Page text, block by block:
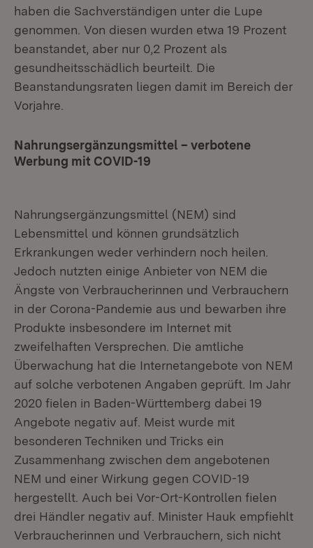
haben die Sachverständigen unter die Lupe
genommen. Von diesen wurden etwa 19 Prozent
beanstandet, aber nur 0,2 Prozent als
gesundheitsschädlich beurteilt. Die
Beanstandungsraten liegen damit im Bereich der
Vorjahre.
Nahrungsergänzungsmittel – verbotene
Werbung mit COVID-19
Nahrungsergänzungsmittel (NEM) sind
Lebensmittel und können grundsätzlich
Erkrankungen weder verhindern noch heilen.
Jedoch nutzten einige Anbieter von NEM die
Ängste von Verbraucherinnen und Verbrauchern
in der Corona-Pandemie aus und bewarben ihre
Produkte insbesondere im Internet mit
zweifelhaften Versprechen. Die amtliche
Überwachung hat die Internetangebote von NEM
auf solche verbotenen Angaben geprüft. Im Jahr
2020 fielen in Baden-Württemberg dabei 19
Angebote negativ auf. Meist wurde mit
besonderen Techniken und Tricks ein
Zusammenhang zwischen dem angebotenen
NEM und einer Wirkung gegen COVID-19
hergestellt. Auch bei Vor-Ort-Kontrollen fielen
drei Händler negativ auf. Minister Hauk empfiehlt
Verbraucherinnen und Verbrauchern, sich nicht